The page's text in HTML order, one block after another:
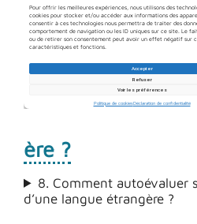
ère ?
8. Comment autoévaluer
d’une langue étrangère ?